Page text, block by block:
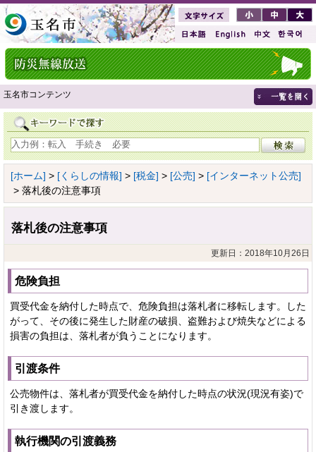
玉名市コンテンツ
[ホーム] > [くらしの情報] > [税金] > [公売] > [インターネット公売]
> 落札後の注意事項
落札後の注意事項
更新日：2018年10月26日
危険負担
買受代金を納付した時点で、危険負担は落札者に移転します。した
がって、その後に発生した財産の破損、盗難および焼失などによる
損害の負担は、落札者が負うことになります。
引渡条件
公売物件は、落札者が買受代金を納付した時点の状況(現況有姿)で
引き渡します。
執行機関の引渡義務